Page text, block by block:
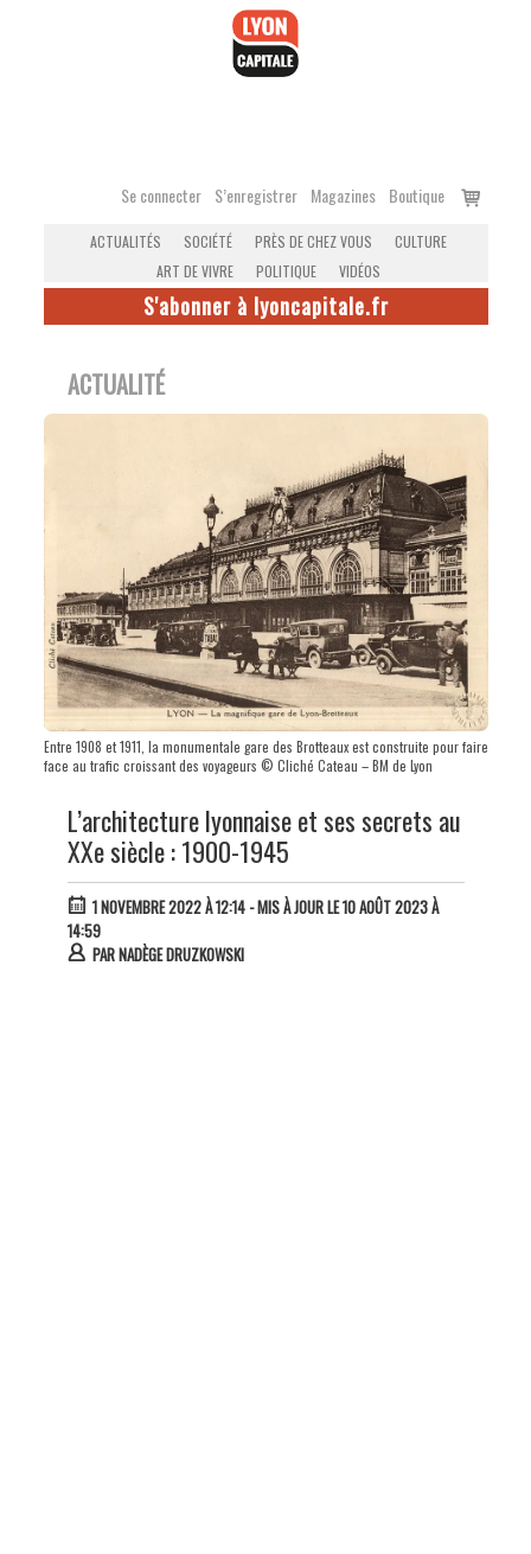
Se connecter S’enregistrer Magazines Boutique
Voir
ACTUALITÉS SOCIÉTÉ PRÈS DE CHEZ VOUS
CULTURE
ART DE VIVRE
POLITIQUE VIDÉOS
S'abonner à lyoncapitale.fr
ACTUALITÉ
Entre 1908 et 1911, la monumentale gare des Brotteaux est construite pour faire
face au trafic croissant des voyageurs © Cliché Cateau – BM de Lyon
L’architecture lyonnaise et ses secrets au
XXe siècle : 1900-1945
1 NOVEMBRE 2022 À 12:14- MIS À JOUR LE 10 AOÛT 2023 À
14:59
PARNADÈGE DRUZKOWSKI